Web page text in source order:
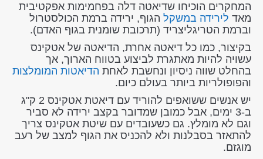
המחקרים הוכיחו שדיאטה דלה בפחמימות אפקטיבית
מאד לירידה במשקל הגוף, ירידה ברמת הכולסטרול
וברמת הטריגליצריד (תרכובת שומנית בגוף האדם).
בקיצור, כמו כל דיאטה אחרת, הדיאטה של אטקינס
עשויה להיות מאתגרת לביצוע בטווח הארוך, אך
בהחלט שווה ניסיון ונחשבת לאחת הדיאטות המומלצות
והפופולריות ביותר בעולם כיום.
יש אנשים ששואפים להוריד עם דיאטת אטקינס 2 ק"ג
ב-3 ימים, אבל כמובן שמדובר בקצב ירידה לא סביר
וגם לא מומלץ. גם כשעובדים עם שיטת אטקינס צריך
להתאזר בסבלנות ולא להכניס את הגוף למצב של רעב
מוגזם.